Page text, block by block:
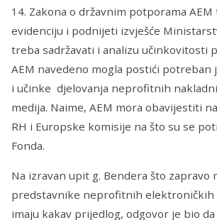
14. Zakona o državnim potporama
evidenciju i podnijeti izvješće
treba sadržavati i analizu učinkovitosti
AEM navedeno mogla postići potreban
i učinke djelovanja neprofitnih
medija. Naime, AEM mora obavijestiti
RH i Europske komisije na što su se
Fonda.
Na izravan upit g. Bendera što zapravo
predstavnike neprofitnih elektroničkih
imaju kakav prijedlog, odgovor je bio